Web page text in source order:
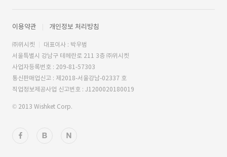
이용약관 개인정보 처리방침
㈜위시켓
대표이사 : 박우범
서울특별시 강남구 테헤란로 211 3층 ㈜위시켓
사업자등록번호 : 209-81-57303
통신판매업신고 : 제2018-서울강남-02337 호
직업정보제공사업 신고번호 : J1200020180019
© 2013 Wishket Corp.